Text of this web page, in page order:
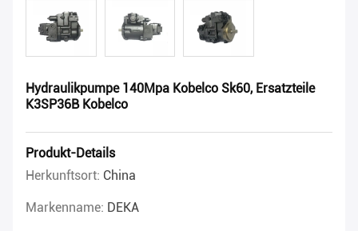
Hydraulikpumpe 140Mpa Kobelco Sk60, Ersatzteile
K3SP36B Kobelco
Produkt-Details
Herkunftsort: China
Markenname: DEKA